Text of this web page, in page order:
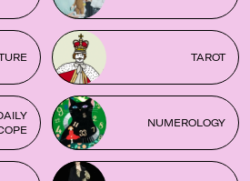
TAROT
NUMEROLOGY